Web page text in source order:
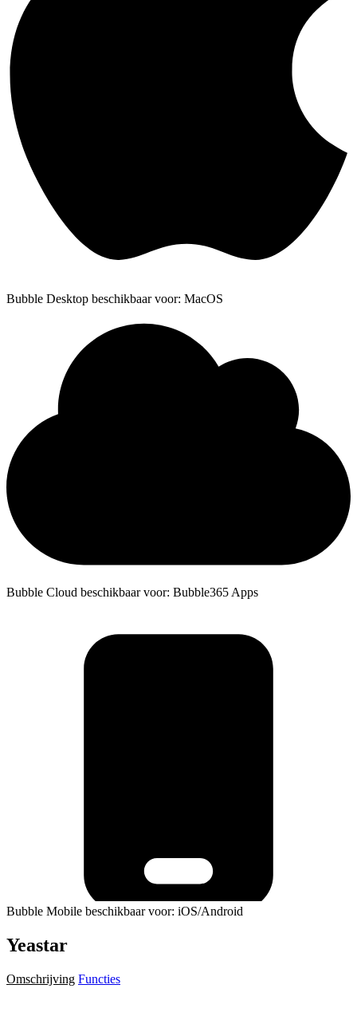
Bubble Desktop beschikbaar voor: MacOS
Bubble Cloud beschikbaar voor: Bubble365 Apps
Bubble Mobile beschikbaar voor: iOS/Android
Yeastar
Omschrijving Functies